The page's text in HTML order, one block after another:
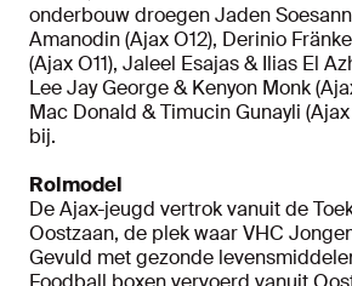
onderbouw droegen Jaden
Amanodin (Ajax O12), Derinio
(Ajax O11), Jaleel Esajas & Ilias El
Lee Jay George & Kenyon Monk
Mac Donald & Timucin Gunayli
bij.
Rolmodel
De Ajax-jeugd vertrok vanuit de
Oostzaan, de plek waar VHC
Gevuld met gezonde